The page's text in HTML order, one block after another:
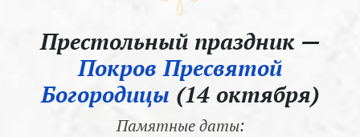
Престольный праздник —
Покров Пресвятой
Богородицы (14 октября)
Памятные даты: